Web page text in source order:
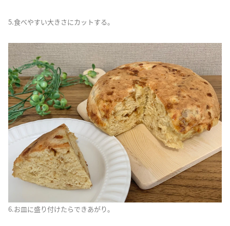
5.食べやすい大きさにカットする。
6.お皿に盛り付けたらできあがり。